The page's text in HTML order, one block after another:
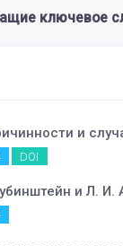
ключевое
и
DOI
и Л. И.